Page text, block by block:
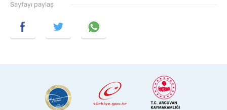
Sayfayı paylaş